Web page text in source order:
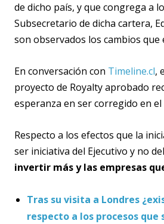
de dicho país, y que congrega a
Subsecretario de dicha cartera,
son observados los cambios
En conversación con Timeline.cl,
proyecto de Royalty aprobado
esperanza en ser corregido en el
Respecto a los efectos que la
ser iniciativa del Ejecutivo y no
invertir más y las empresas
Tras su visita a Londres
respecto a los procesos